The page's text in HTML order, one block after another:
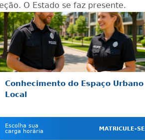
O Estado se faz presente.
Conhecimento do Espaço Urbano
Local
Escolha sua
carga horária
MATRICULE-SE